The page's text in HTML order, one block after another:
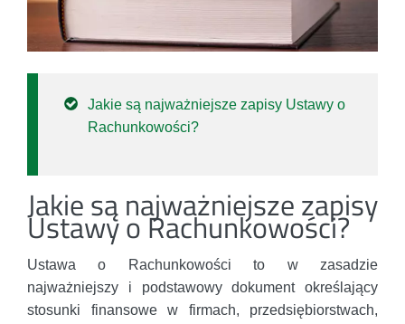
Jakie są najważniejsze zapisy Ustawy o
Rachunkowości?
Jakie są najważniejsze zapisy
Ustawy o Rachunkowości?
Ustawa o Rachunkowości to w zasadzie
najważniejszy i podstawowy dokument określający
stosunki finansowe w firmach, przedsiębiorstwach,